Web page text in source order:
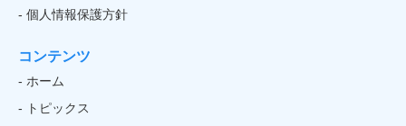
- 個人情報保護方針
コンテンツ
- ホーム
- トピックス